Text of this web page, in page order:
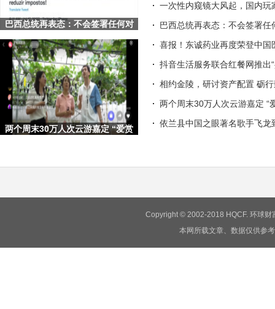
巴西总统再表态：不会签署任何对
两个周末30万人次云游嘉定 “爱赏
一次性内窥镜大风起，国内玩
巴西总统再表态：不会签署
喜报！东诚药业再度荣登中国
抖音生活服务联合红餐网推出
相约金陵，研讨资产配置 砺
两个周末30万人次云游嘉定 “
依兰县中国之眼著名歌手飞龙
Copyright © 2002-2018 HQCF. 环球
本网所载文章、数据仅供参